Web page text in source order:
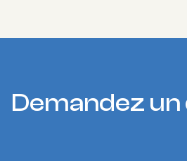
Demandez un